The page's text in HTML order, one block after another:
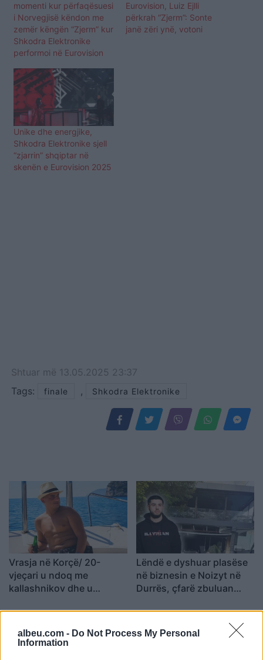
albeu.com - Do Not Process My Personal
Information
momenti kur përfaqësuesi
i Norvegjisë këndon me
zemër këngën “Zjerm” kur
Shkodra Elektronike
performoi në Eurovision
Eurovision, Luiz Ejlli
përkrah “Zjerm”: Sonte
janë zëri ynë, votoni
Unike dhe energjike,
Shkodra Elektronike sjell
“zjarrin” shqiptar në
skenën e Eurovision 2025
Shtuar më 13.05.2025 23:37
Tags:
finale , Shkodra Elektronike
Vrasja në Korçë/ 20-
vjeçari u ndoq me
kallashnikov dhe u
autori i dyshuar dhe
viktima ishin rritur bashkë
Lëndë e dyshuar plasëse
në biznesin e Noizyt në
Durrës, çfarë zbuluan